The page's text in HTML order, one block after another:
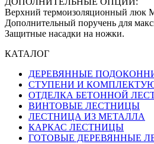
Верхний термоизоляционный люк
Дополнительный поручень для
Защитные насадки на ножки.
КАТАЛОГ
ДЕРЕВЯННЫЕ
СТУПЕНИ И
ОТДЕЛКА БЕТОННОЙ
ВИНТОВЫЕ ЛЕСТНИЦЫ
ЛЕСТНИЦА ИЗ МЕТАЛЛА
КАРКАС ЛЕСТНИЦЫ
ГОТОВЫЕ ДЕРЕВЯННЫЕ